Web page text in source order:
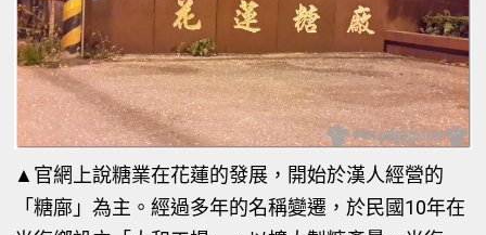
▲ 官網上說糖業在花蓮的發展，開始於漢人經營的
「糖廍」為主。經過多年的名稱變遷，於民國10年在